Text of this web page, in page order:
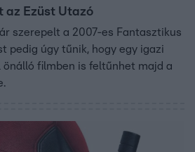
az Ezüst Utazó
szerepelt a 2007-es Fantasztikus
pedig úgy tűnik, hogy egy igazi
filmben is feltűnhet majd a